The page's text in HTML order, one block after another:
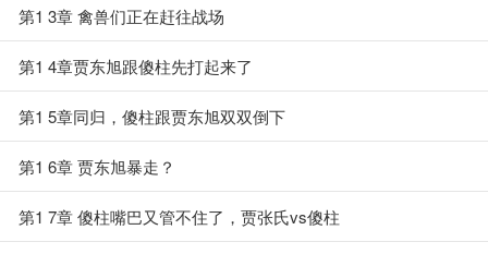
第1 3章 禽兽们正在赶往战场
第1 4章贾东旭跟傻柱先打起来了
第1 5章同归，傻柱跟贾东旭双双倒下
第1 6章 贾东旭暴走？
第1 7章 傻柱嘴巴又管不住了，贾张氏vs傻柱